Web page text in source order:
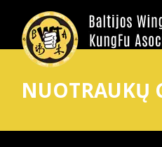
NUOTRAUKŲ